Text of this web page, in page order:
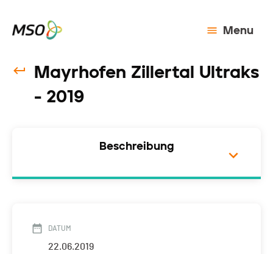
Menu
Mayrhofen Zillertal Ultraks
- 2019
Beschreibung
DATUM
22.06.2019